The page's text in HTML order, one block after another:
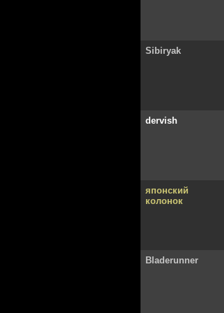
Sibiryak
dervish
японский
колонок
Bladerunner